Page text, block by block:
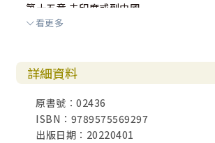
第十五章 去印度或到中國
第十七章 成為孩童心目中「宣教師的形像」
第十八章 傳遞宣教異象
第三部 確信（信使與處境）
看更多
詳細資料
原書號：02436
ISBN：9789575569297
出版日期：20220401